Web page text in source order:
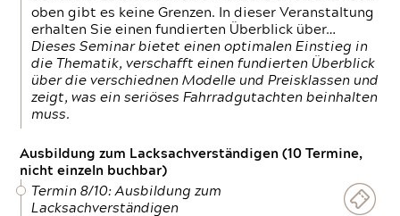
oben gibt es keine Grenzen. In dieser Veranstaltung
erhalten Sie einen fundierten Überblick über…
Dieses Seminar bietet einen optimalen Einstieg in
die Thematik, verschafft einen fundierten Überblick
über die verschiednen Modelle und Preisklassen und
zeigt, was ein seriöses Fahrradgutachten beinhalten
muss.
Ausbildung zum Lacksachverständigen (10 Termine,
nicht einzeln buchbar)
Termin 8/10: Ausbildung zum
Lacksachverständigen